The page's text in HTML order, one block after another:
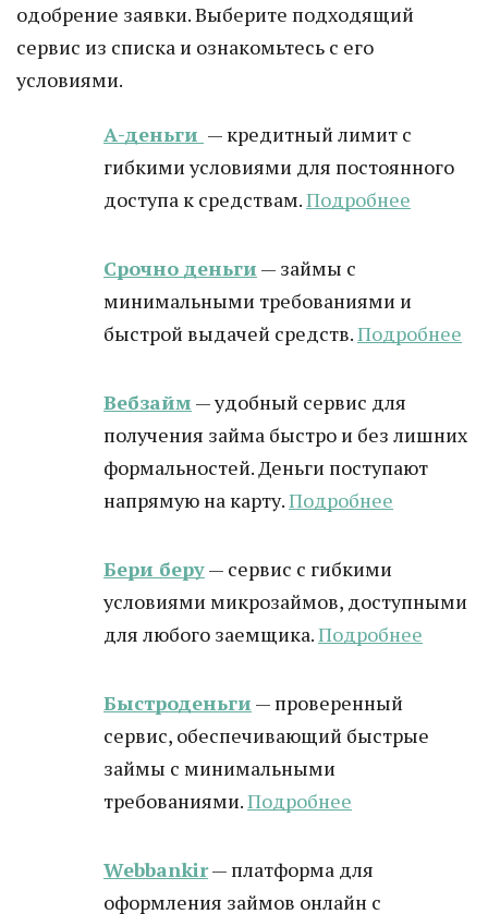
одобрение заявки. Выберите подходящий
сервис из списка и ознакомьтесь с его
условиями.
А-деньги — кредитный лимит с
гибкими условиями для постоянного
доступа к средствам.Подробнее
Срочно деньги — займы с
минимальными требованиями и
быстрой выдачей средств.Подробнее
Вебзайм — удобный сервис для
получения займа быстро и без лишних
формальностей. Деньги поступают
напрямую на карту.Подробнее
Бери беру— сервис с гибкими
условиями микрозаймов, доступными
для любого заемщика.Подробнее
Быстроденьги — проверенный
сервис, обеспечивающий быстрые
займы с минимальными
требованиями.Подробнее
Webbankir— платформа для
оформления займов онлайн с